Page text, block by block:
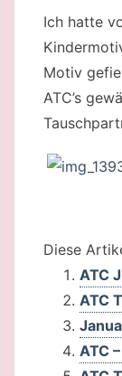
Ich hatte
Motiv
ATC’s
Diese
ATC
ATC
ATC